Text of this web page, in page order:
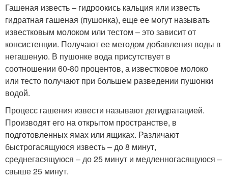
Гашеная известь – гидроокись кальция или известь
гидратная гашеная (пушонка), еще ее могут называть
известковым молоком или тестом – это зависит от
консистенции. Получают ее методом добавления воды в
негашеную. В пушонке вода присутствует в
соотношении 60-80 процентов, а известковое молоко
или тесто получают при большем разведении пушонки
водой.
Процесс гашения извести называют дегидратацией.
Производят его на открытом пространстве, в
подготовленных ямах или ящиках. Различают
быстрогасящуюся известь – до 8 минут,
среднегасящуюся – до 25 минут и медленногасящуюся –
свыше 25 минут.